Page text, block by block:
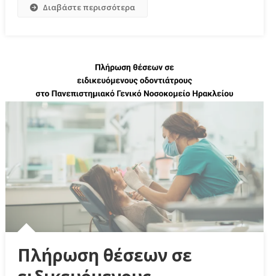
Διαβάστε περισσότερα
Πλήρωση θέσεων σε